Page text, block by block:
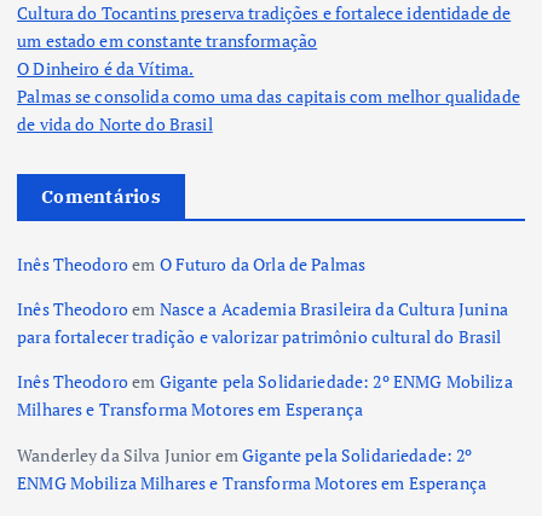
Cultura do Tocantins preserva tradições e fortalece identidade de
um estado em constante transformação
O Dinheiro é da Vítima.
Palmas se consolida como uma das capitais com melhor qualidade
de vida do Norte do Brasil
Comentários
Inês Theodoroem O Futuro da Orla de Palmas
Inês Theodoroem Nasce a Academia Brasileira da Cultura Junina
para fortalecer tradição e valorizar patrimônio cultural do Brasil
Inês Theodoroem Gigante pela Solidariedade: 2º ENMG Mobiliza
Milhares e Transforma Motores em Esperança
Wanderley da Silva JunioremGigante pela Solidariedade: 2º
ENMG Mobiliza Milhares e Transforma Motores em Esperança